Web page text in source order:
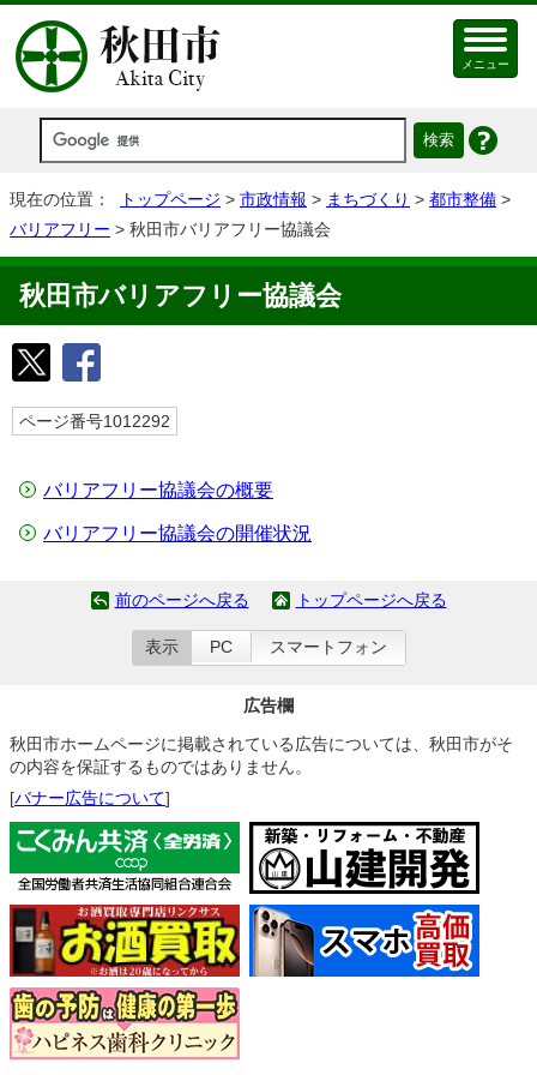
メニュー
現在の位置： トップページ > 市政情報 > まちづくり > 都市整備 >
バリアフリー > 秋田市バリアフリー協議会
秋田市バリアフリー協議会
ページ番号1012292
バリアフリー協議会の概要
バリアフリー協議会の開催状況
前のページへ戻る トップページへ戻る
表示 PC スマートフォン
広告欄
秋田市ホームページに掲載されている広告については、秋田市がそ
の内容を保証するものではありません。
[バナー広告について]